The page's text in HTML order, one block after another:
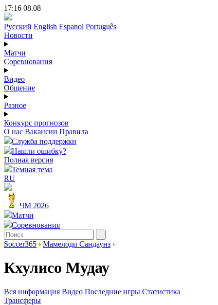
17:16 08.08
Русский English Espanol Português
Новости
Матчи
Соревнования
Видео
Общение
Разное
Конкурс прогнозов
О нас Вакансии Правила
Служба поддержки
Нашли ошибку?
Полная версия
Темная тема
RU
ЧМ 2026
Матчи
Соревнования
Soccer365 › Мамелоди Сандаунз ›
Кхулисо Мудау
Вся информация Видео Последние игры Статистика
Трансферы